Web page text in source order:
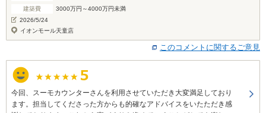
建築費
3000万円～4000万円未満
2026/5/24
イオンモール天童店
このコメントに関するご意見
今回、スーモカウンターさんを利用させていただき大変満足しており
ます。担当してくださった方からも的確なアドバイスをいたただき感